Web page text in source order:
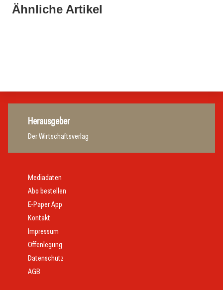
Ähnliche Artikel
War die Fußball-WM 2026 für Ihren Betrieb ein
21. Juli 2026
Stipendium für Nachwuchstalent in der Wiener
Herausgeber
Der Wirtschaftsverlag
Mediadaten
Abo bestellen
E-Paper App
Kontakt
Impressum
Offenlegung
Datenschutz
AGB